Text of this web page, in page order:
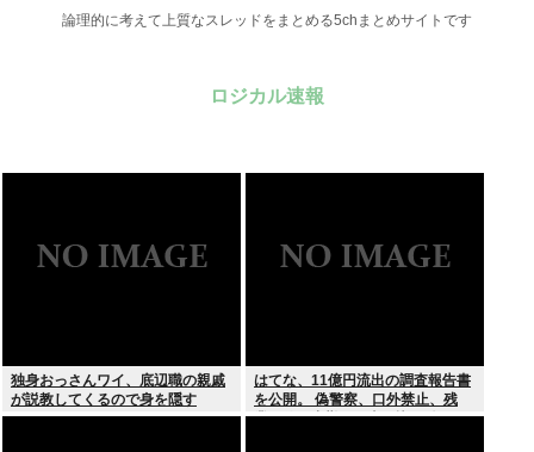
論理的に考えて上質なスレッドをまとめる5chまとめサイトです
ロジカル速報
独身おっさんワイ、底辺職の親戚
が説教してくるので身を隠す
はてな、11億円流出の調査報告書
を公開。 偽警察、口外禁止、残
業・休日出勤200時間越、孤